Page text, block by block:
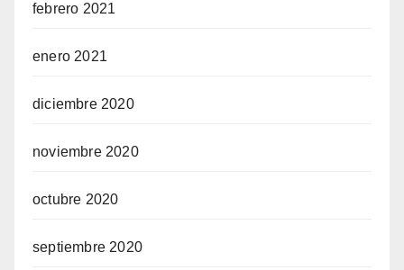
febrero 2021
enero 2021
diciembre 2020
noviembre 2020
octubre 2020
septiembre 2020